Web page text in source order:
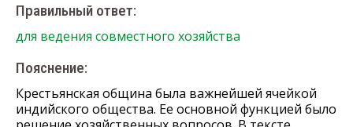
Правильный ответ:
для ведения совместного хозяйства
Пояснение:
Крестьянская община была важнейшей ячейкой
индийского общества. Ее основной функцией было